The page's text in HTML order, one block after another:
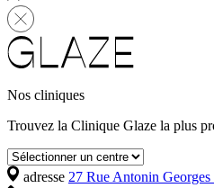
Nos cliniques
Trouvez la Clinique Glaze la plus
adresse 27 Rue Antonin